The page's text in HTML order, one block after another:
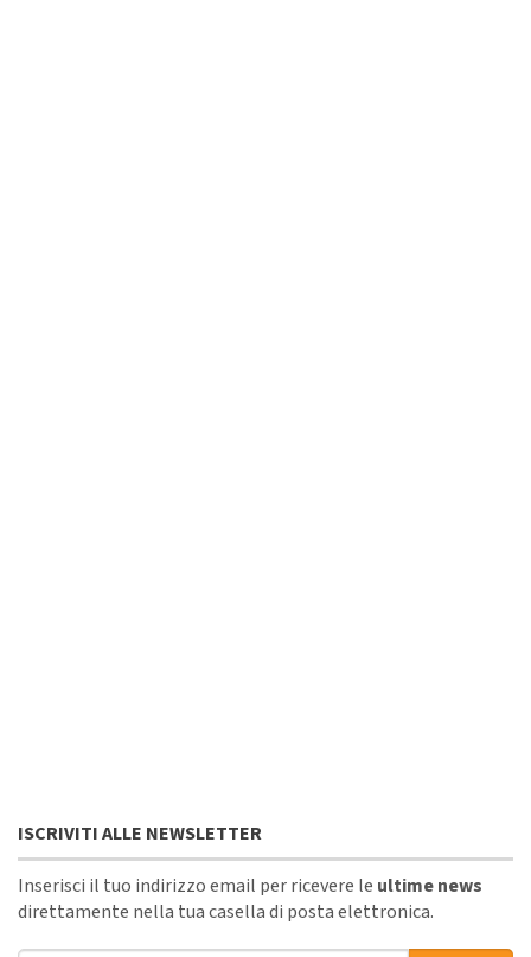
ISCRIVITI ALLE NEWSLETTER
Inserisci il tuo indirizzo email per ricevere le ultime news
direttamente nella tua casella di posta elettronica.